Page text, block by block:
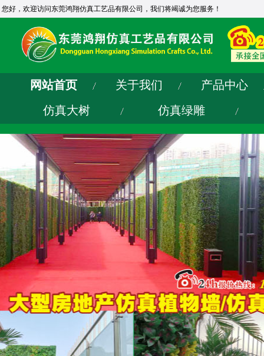
您好，欢迎访问东莞鸿翔仿真工艺品有限公司，我们将竭诚为您服务！
网站首页 关于我们
产品中心
仿真大树
仿真绿雕